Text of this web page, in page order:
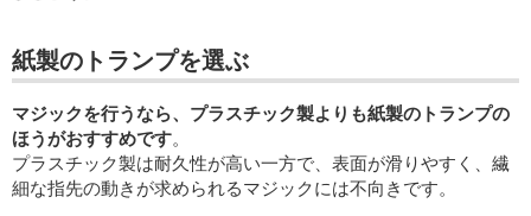
紙製のトランプを選ぶ
マジックを行うなら、プラスチック製よりも紙製のトランプの
ほうがおすすめです。
プラスチック製は耐久性が高い一方で、表面が滑りやすく、繊
細な指先の動きが求められるマジックには不向きです。